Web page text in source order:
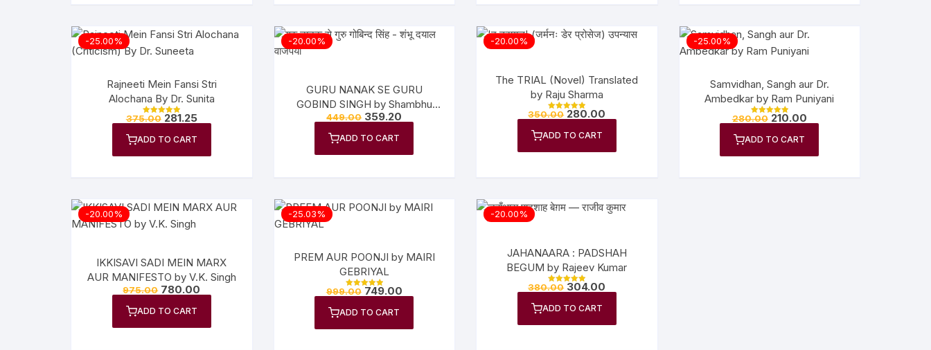
-25.00%
Rajneeti Mein Fansi Stri
Alochana By Dr. Sunita
Rated
375.00 281.25
ADD TO CART
-20.00%
GURU NANAK SE GURU
GOBIND SINGH by Shambhu
Dayal Vajpeyi
449.00 359.20
ADD TO CART
-20.00%
The TRIAL (Novel) Translated
by Raju Sharma
Rated
350.00 280.00
ADD TO CART
-25.00%
Samvidhan, Sangh aur Dr.
Ambedkar by Ram Puniyani
Rated
280.00 210.00
ADD TO CART
-20.00%
IKKISAVI SADI MEIN MARX
AUR MANIFESTO by V.K. Singh
975.00 780.00
ADD TO CART
-25.03%
PREM AUR POONJI by MAIRI
GEBRIYAL
Rated
999.00 749.00
ADD TO CART
-20.00%
JAHANAARA : PADSHAH
BEGUM by Rajeev Kumar
Rated
380.00 304.00
ADD TO CART